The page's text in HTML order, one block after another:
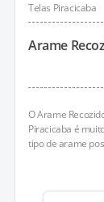
Telas Piracicaba
Arame
O Arame
Piracicaba é
tipo de arame